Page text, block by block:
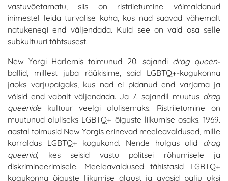
vastuvõetamatu, siis on ristriietumine võimaldanud
inimestel leida turvalise koha, kus nad saavad vähemalt
natukenegi end väljendada. Kuid see on vaid osa selle
subkultuuri tähtsusest.
New Yorgi Harlemis toimunud 20. sajandi drag queen-
ballid, millest juba rääkisime, said LGBTQ+-kogukonna
jaoks varjupaigaks, kus nad ei pidanud end varjama ja
võisid end vabalt väljendada. Ja 7. sajandil muutus drag
queenidekultuur veelgi olulisemaks. Ristriietumine on
muutunud oluliseks LGBTQ+ õiguste liikumise osaks. 1969.
aastal toimusid New Yorgis erinevad meeleavaldused, mille
korraldas LGBTQ+ kogukond. Nende hulgas olid drag
queenid, kes seisid vastu politsei rõhumisele ja
diskrimineerimisele. Meeleavaldused tähistasid LGBTQ+
kogukonna õiguste liikumise algust ja avasid palju uksi